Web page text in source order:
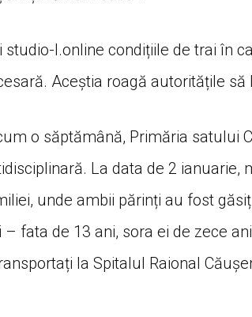
studio-l.online condițiile de trai în
Aceștia roagă autoritățile să
o săptămână, Primăria satului
La data de 2 ianuarie,
unde ambii părinți au fost
– fata de 13 ani, sora ei de zece
la Spitalul Raional